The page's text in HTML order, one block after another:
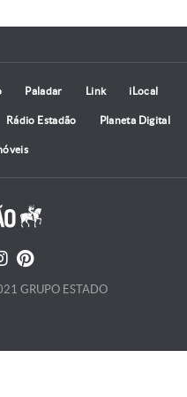
Paladar Link iLocal
Rádio Estadão Planeta Digital
GRUPO ESTADO